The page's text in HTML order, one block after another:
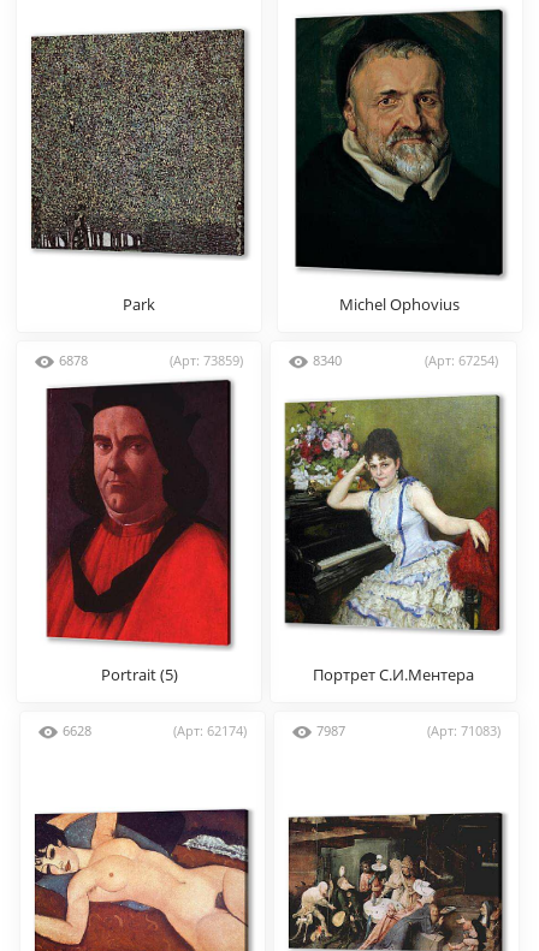
Park Michel Ophovius
6878 (Арт: 73859)
Portrait (5)
8340 (Арт: 67254)
Портрет С.И.Ментера
6628 (Арт: 62174) 7987 (Арт: 71083)